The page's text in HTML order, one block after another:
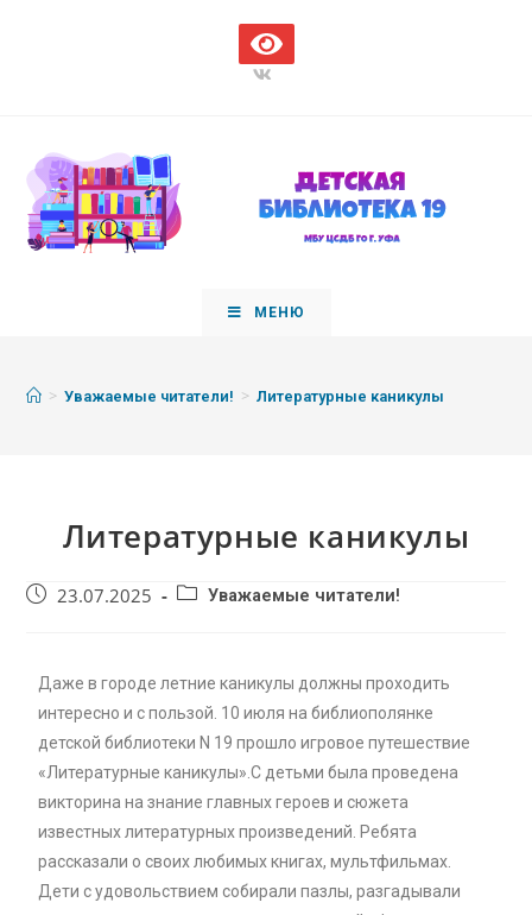
МЕНЮ
> Уважаемые читатели! > Литературные каникулы
Литературные каникулы
23.07.2025 Уважаемые читатели!
Даже в городе летние каникулы должны проходить
интересно и с пользой. 10 июля на библиополянке
детской библиотеки N 19 прошло игровое путешествие
«Литературные каникулы».С детьми была проведена
викторина на знание главных героев и сюжета
известных литературных произведений. Ребята
рассказали о своих любимых книгах, мультфильмах.
Дети с удовольствием собирали пазлы, разгадывали